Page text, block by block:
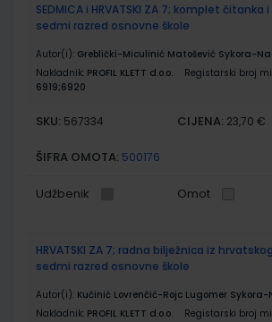
proizvodi
SEDMICA i HRVATSKI ZA 7; komplet čitanka
sedmi razred osnovne škole
Autor(i): Greblički-Miculinić Matošević Sykora-
Nakladnik: PROFIL KLETT d.o.o.
Registarski broj
6919;6920
SKU: 567334 CIJENA: 23,70 €
ŠIFRA OMOTA: 500176
Udžbenik Omot
HRVATSKI ZA 7; radna bilježnica iz
sedmi razred osnovne škole
Autor(i): Kučinić Lovrenčić-Rojc Lugomer
Nakladnik: PROFIL KLETT d.o.o. Registarski broj